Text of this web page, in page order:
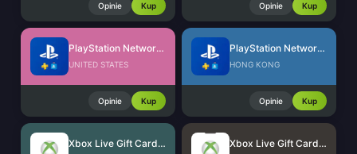
Opinie Kup Opinie Kup
PlayStation Network Card (US)
UNITED STATES
Opinie Kup
PlayStation Network Card (HK)
HONG KONG
Opinie Kup
Xbox Live Gift Card (US) Xbox Live Gift Card (BR)